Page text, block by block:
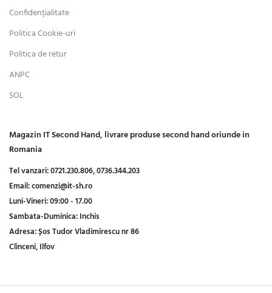
Confidențialitate
Politica Cookie-uri
Politica de retur
ANPC
SOL
Magazin IT Second Hand, livrare produse second hand oriunde in
Romania
Tel vanzari:0721.230.806,0736.344.203
Email:comenzi@it-sh.ro
Luni-Vineri:09:00 - 17.00
Sambata-Duminica:Inchis
Adresa:Șos Tudor Vladimirescu nr 86
Clinceni, Ilfov